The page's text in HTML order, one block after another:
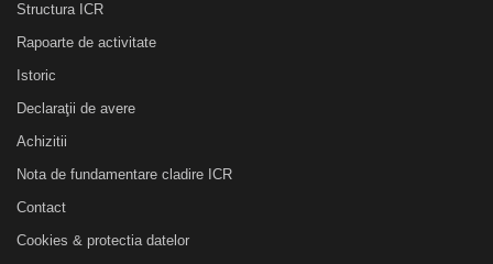
Structura ICR
Rapoarte de activitate
Istoric
Declaraţii de avere
Achizitii
Nota de fundamentare cladire ICR
Contact
Cookies & protectia datelor